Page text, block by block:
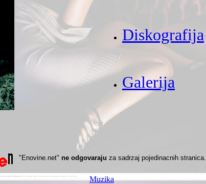
Diskografija
Galerija
"Enovine.net" ne odgovaraju za sadrzaj pojedinacnih stranica.
Muzika